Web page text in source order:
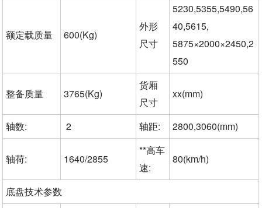
额定载质量 600(Kg)
外形
尺寸
5230,5355,5490,56
40,5615,
5875×2000×2450,2
550
整备质量 3765(Kg)
货厢
尺寸
xx(mm)
轴数: 2 轴距: 2800,3060(mm)
轴荷: 1640/2855
**高车
速:
80(km/h)
底盘技术参数